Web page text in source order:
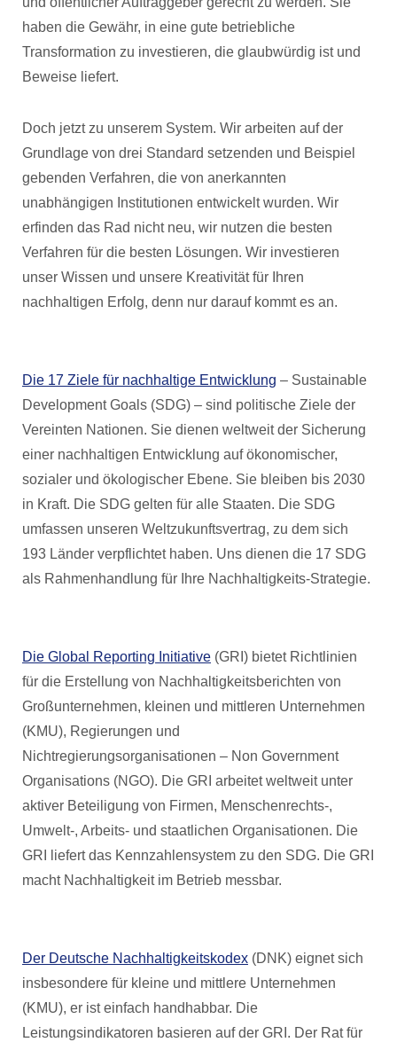
haben die Gewähr, in eine gute betriebliche
Transformation zu investieren, die glaubwürdig ist und
Beweise liefert.
Doch jetzt zu unserem System. Wir arbeiten auf der
Grundlage von drei Standard setzenden und Beispiel
gebenden Verfahren, die von anerkannten
unabhängigen Institutionen entwickelt wurden. Wir
erfinden das Rad nicht neu, wir nutzen die besten
Verfahren für die besten Lösungen. Wir investieren
unser Wissen und unsere Kreativität für Ihren
nachhaltigen Erfolg, denn nur darauf kommt es an.
Die 17 Ziele für nachhaltige Entwicklung – Sustainable
Development Goals (SDG) – sind politische Ziele der
Vereinten Nationen. Sie dienen weltweit der Sicherung
einer nachhaltigen Entwicklung auf ökonomischer,
sozialer und ökologischer Ebene. Sie bleiben bis 2030
in Kraft. Die SDG gelten für alle Staaten. Die SDG
umfassen unseren Weltzukunftsvertrag, zu dem sich
193 Länder verpflichtet haben. Uns dienen die 17 SDG
als Rahmenhandlung für Ihre Nachhaltigkeits-Strategie.
Die Global Reporting Initiative (GRI) bietet Richtlinien
für die Erstellung von Nachhaltigkeitsberichten von
Großunternehmen, kleinen und mittleren Unternehmen
(KMU), Regierungen und
Nichtregierungsorganisationen – Non Government
Organisations (NGO). Die GRI arbeitet weltweit unter
aktiver Beteiligung von Firmen, Menschenrechts-,
Umwelt-, Arbeits- und staatlichen Organisationen. Die
GRI liefert das Kennzahlensystem zu den SDG. Die GRI
macht Nachhaltigkeit im Betrieb messbar.
Der Deutsche Nachhaltigkeitskodex (DNK) eignet sich
insbesondere für kleine und mittlere Unternehmen
(KMU), er ist einfach handhabbar. Die
Leistungsindikatoren basieren auf der GRI. Der Rat für